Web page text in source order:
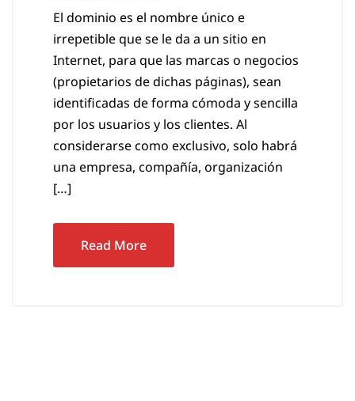
El dominio es el nombre único e
irrepetible que se le da a un sitio en
Internet, para que las marcas o negocios
(propietarios de dichas páginas), sean
identificadas de forma cómoda y sencilla
por los usuarios y los clientes. Al
considerarse como exclusivo, solo habrá
una empresa, compañía, organización
[…]
Read More